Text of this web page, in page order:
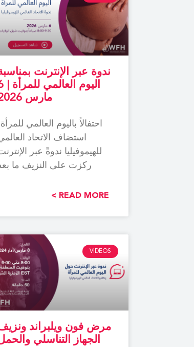
ندوة عبر الإنترنت
اليوم
مارس 2026
احتفالاً باليوم العالمي
استضاف الاتحاد
للهيموفيليا ندوةً عبر
ركزت على النزيف ما
READ MORE >
VIDEOS
مرض فون ويلبراند
الجهاز التناسلي